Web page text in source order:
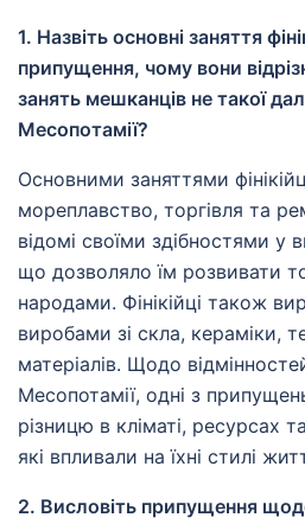
1. Назвіть основні заняття
припущення, чому вони
занять мешканців не такої
Месопотамії?
Основними заняттями
мореплавство, торгівля та
відомі своїми здібностями у
що дозволяло їм розвивати
народами. Фінікійці також
виробами зі скла, кераміки,
матеріалів. Щодо
Месопотамії, одні з
різницю в кліматі, ресурсах
які впливали на їхні стилі
2. Висловіть припущення